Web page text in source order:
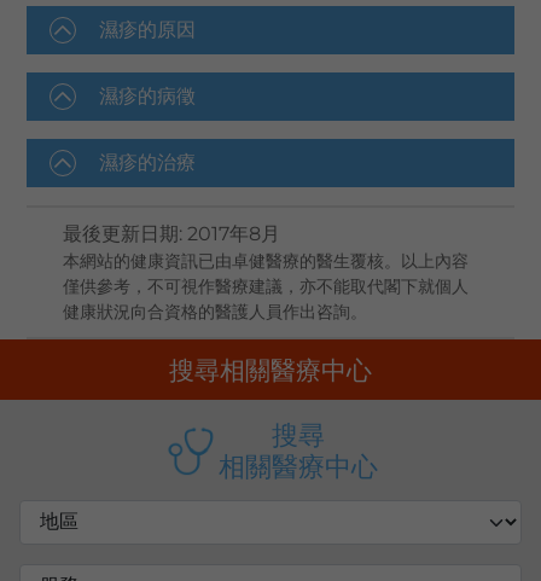
濕疹的原因
濕疹的病徵
濕疹的治療
最後更新日期: 2017年8月
本網站的健康資訊已由卓健醫療的醫生覆核。以上內容
僅供參考，不可視作醫療建議，亦不能取代閣下就個人
健康狀況向合資格的醫護人員作出咨詢。
搜尋相關醫療中心
搜尋
相關醫療中心